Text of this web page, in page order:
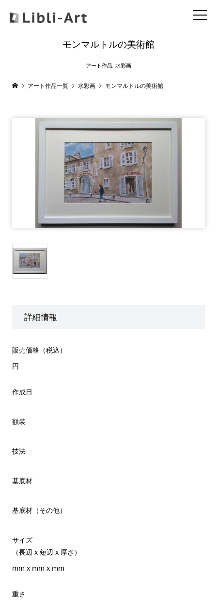
モンマルトルの美術館
アート作品, 水彩画
アート作品一覧 水彩画 モンマルトルの美術館
詳細情報
販売価格（税込）
円
作成日
額装
技法
基底材
基底材（その他）
サイズ
（長辺 x 短辺 x 厚さ）
mm x mm x mm
重さ